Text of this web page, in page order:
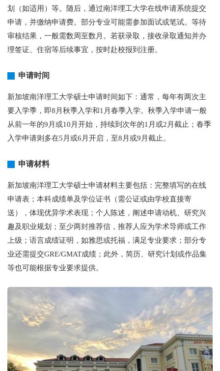
划（如适用）等。随后，通过南洋理工大学在线申请系统提交
申请，并缴纳申请费。部分专业可能需参加面试或笔试。等待
审核结果，一般需数周至数月。若获录取，接收录取通知并办
理签证、住宿等后续事宜，按时赴校报到注册。
申请时间
新加坡南洋理工大学硕士申请时间如下：通常，每年有两次主
要入学季，即8月秋季入学和1月春季入学。秋季入学申请一般
从前一年的9月或10月开始，持续到次年的1月或2月截止；春季
入学申请则多在5月或6月开启，至8月或9月截止。
申请材料
新加坡南洋理工大学硕士申请材料主要包括：完整填写的在线
申请表；本科成绩单及学位证书（需公证或由学校直接寄
送），体现优异学术表现；个人陈述，阐述申请动机、研究兴
趣及职业规划；至少两封推荐信，推荐人应为学术导师或工作
上级；语言成绩证明，如雅思或托福，满足专业要求；部分专
业还需提交GRE/GMAT成绩；此外，简历、研究计划或作品集
等也可能根据专业要求提供。